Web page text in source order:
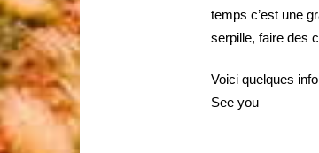
temps c’est une
serpille, faire des
Voici quelques
See you